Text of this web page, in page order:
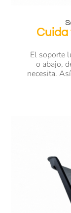
Cuida
El soporte
o abajo,
necesita.